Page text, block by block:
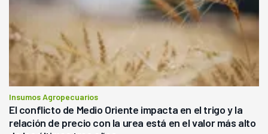
Insumos Agropecuarios
El conflicto de Medio Oriente impacta en el trigo y la
relación de precio con la urea está en el valor más alto